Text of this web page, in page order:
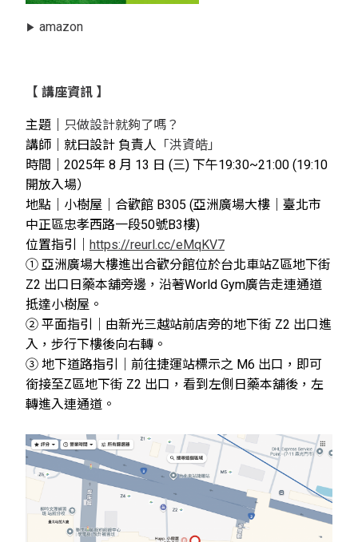
▶ amazon
【 講座資訊 】
主題｜
只做設計就夠了嗎？
講師｜就曰設計 負責人
「洪資皓」
時間｜2025年 8 月 13 日 (三) 下午19:30~21:00 (19:10
開放入場）
地點｜小樹屋 ｜合歡館 B305 (亞洲廣場大樓｜ 臺北市
中正區忠孝西路一段50號B3樓)
位置指引｜ https://reurl.cc/eMqKV7
① 亞洲廣場大樓進出合歡分館位於台北車站Z區地下街
Z2 出口日藥本舖旁邊，沿著World Gym廣告走連通道
抵達小樹屋。
② 平面指引｜ 由新光三越站前店旁的地下街 Z2 出口進
入，步行下樓後向右轉。
③ 地下道路指引｜前往捷運站標示之 M6 出口，即可
銜接至Z區地下街 Z2 出口，看到左側日藥本舖後，左
轉進入連通道。